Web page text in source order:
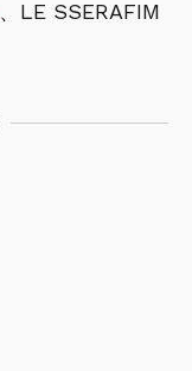
、LE SSERAFIM